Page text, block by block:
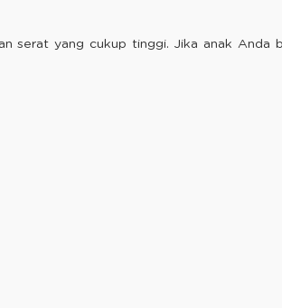
serat yang cukup tinggi. Jika anak Anda